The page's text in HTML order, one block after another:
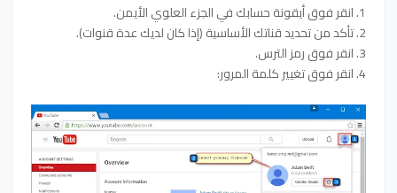
1. انقر فوق أيقونة حسابك في الجزء العلوي الأيمن.
2. تأكد من تحديد قناتك الأساسية (إذا كان لديك عدة قنوات).
3. انقر فوق رمز الترس.
4. انقر فوق تغيير كلمة المرور: